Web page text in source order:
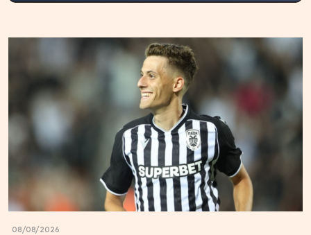
08/08/2026